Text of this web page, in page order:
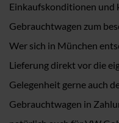
Einkaufskonditionen und
Gebrauchtwagen zum
Wer sich in München
Lieferung direkt vor die
Gelegenheit gerne auch
Gebrauchtwagen in